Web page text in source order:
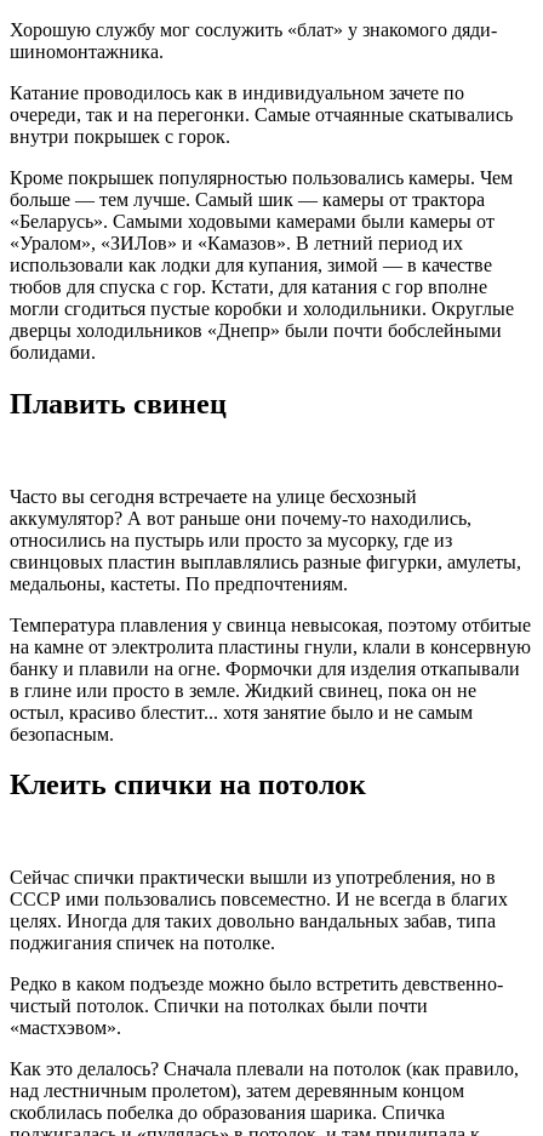
Хорошую службу мог сослужить «блат» у знакомого дяди-
шиномонтажника.
Катание проводилось как в индивидуальном зачете по
очереди, так и на перегонки. Самые отчаянные скатывались
внутри покрышек с горок.
Кроме покрышек популярностью пользовались камеры. Чем
больше — тем лучше. Самый шик — камеры от трактора
«Беларусь». Самыми ходовыми камерами были камеры от
«Уралом», «ЗИЛов» и «Камазов». В летний период их
использовали как лодки для купания, зимой — в качестве
тюбов для спуска с гор. Кстати, для катания с гор вполне
могли сгодиться пустые коробки и холодильники. Округлые
дверцы холодильников «Днепр» были почти бобслейными
болидами.
Плавить свинец
Часто вы сегодня встречаете на улице бесхозный
аккумулятор? А вот раньше они почему-то находились,
относились на пустырь или просто за мусорку, где из
свинцовых пластин выплавлялись разные фигурки, амулеты,
медальоны, кастеты. По предпочтениям.
Температура плавления у свинца невысокая, поэтому отбитые
на камне от электролита пластины гнули, клали в консервную
банку и плавили на огне. Формочки для изделия откапывали
в глине или просто в земле. Жидкий свинец, пока он не
остыл, красиво блестит... хотя занятие было и не самым
безопасным.
Клеить спички на потолок
Сейчас спички практически вышли из употребления, но в
СССР ими пользовались повсеместно. И не всегда в благих
целях. Иногда для таких довольно вандальных забав, типа
поджигания спичек на потолке.
Редко в каком подъезде можно было встретить девственно-
чистый потолок. Спички на потолках были почти
«мастхэвом».
Как это делалось? Сначала плевали на потолок (как правило,
над лестничным пролетом), затем деревянным концом
скоблилась побелка до образования шарика. Спичка